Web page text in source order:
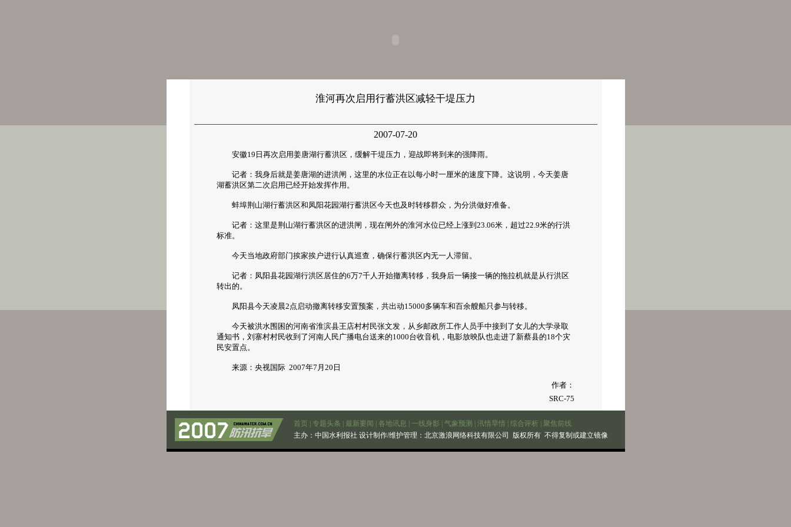
淮河再次启用行蓄洪区减轻干堤压力
2007-07-20
安徽19日再次启用姜唐湖行蓄洪区，缓解干堤压力，迎战即将到来的强降雨。
记者：我身后就是姜唐湖的进洪闸，这里的水位正在以每小时一厘米的速度下降。这说明，今天姜唐
湖蓄洪区第二次启用已经开始发挥作用。
蚌埠荆山湖行蓄洪区和凤阳花园湖行蓄洪区今天也及时转移群众，为分洪做好准备。
记者：这里是荆山湖行蓄洪区的进洪闸，现在闸外的淮河水位已经上涨到23.06米，超过22.9米的行洪
标准。
今天当地政府部门挨家挨户进行认真巡查，确保行蓄洪区内无一人滞留。
记者：凤阳县花园湖行洪区居住的6万7千人开始撤离转移，我身后一辆接一辆的拖拉机就是从行洪区
转出的。
凤阳县今天凌晨2点启动撤离转移安置预案，共出动15000多辆车和百余艘船只参与转移。
今天被洪水围困的河南省淮滨县王店村村民张文发，从乡邮政所工作人员手中接到了女儿的大学录取
通知书，刘寨村村民收到了河南人民广播电台送来的1000台收音机，电影放映队也走进了新蔡县的18个灾
民安置点。
来源：央视国际 2007年7月20日
作者：
SRC-75
首页 专题头条 最新要闻 各地讯息 一线身影 气象预测 汛情旱情 综合评析
聚焦前线
主办： 中国水利报社 设计制作/维护管理：北京激浪网络科技有限公司 版权所有 不得复制或建立镜像